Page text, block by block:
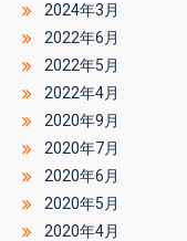
2024年3月
2022年6月
2022年5月
2022年4月
2020年9月
2020年7月
2020年6月
2020年5月
2020年4月